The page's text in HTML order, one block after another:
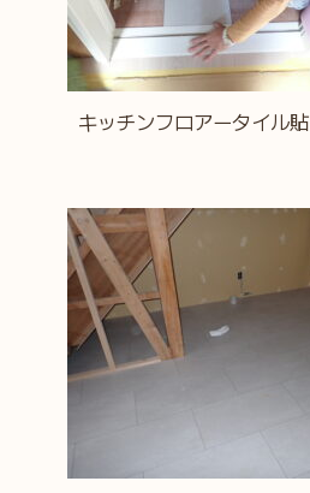
キッチンフロアータイル貼